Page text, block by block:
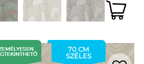
70 CM
SZÉLES